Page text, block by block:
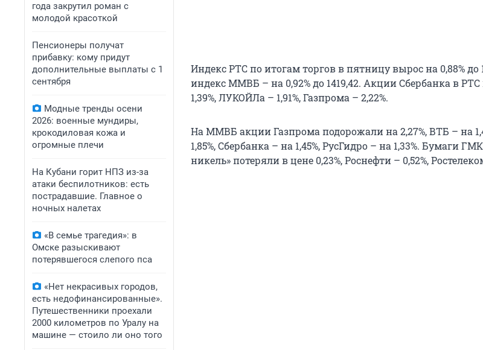
года закрутил роман с
молодой красоткой
Пенсионеры получат
прибавку: кому придут
дополнительные выплаты с 1
сентября
Модные тренды осени
2026: военные мундиры,
крокодиловая кожа и
огромные плечи
На Кубани горит НПЗ из-за
атаки беспилотников: есть
пострадавшие. Главное о
ночных налетах
«В семье трагедия»: в
Омске разыскивают
потерявшегося слепого пса
«Нет некрасивых городов,
есть недофинансированные».
Путешественники проехали
2000 километров по Уралу на
машине — стоило ли оно того
Индекс РТС по итогам торгов в пятницу вырос на 0,88% до
индекс ММВБ – на 0,92% до 1419,42. Акции Сбербанка в
1,39%, ЛУКОЙЛа – 1,91%, Газпрома – 2,22%.
На ММВБ акции Газпрома подорожали на 2,27%, ВТБ – на
1,85%, Сбербанка – на 1,45%, РусГидро – на 1,33%. Бумаги
никель» потеряли в цене 0,23%, Роснефти – 0,52%,